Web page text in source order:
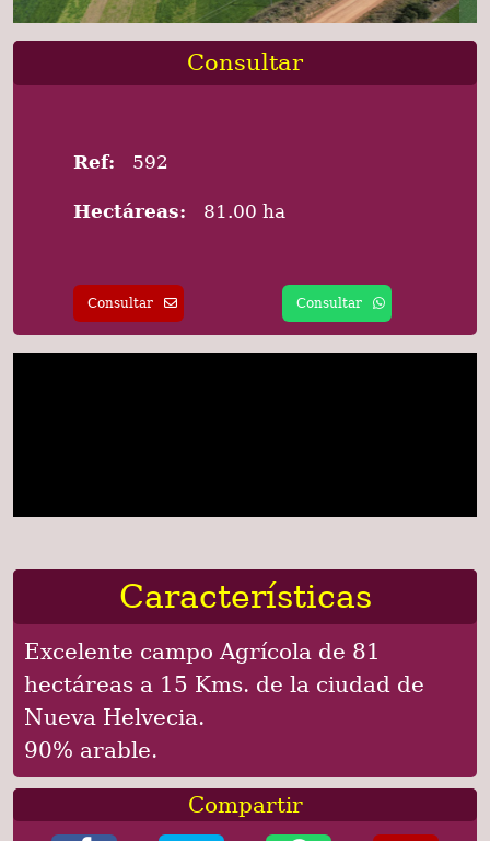
Consultar
Ref: 592
Hectáreas: 81.00 ha
Consultar Consultar
Características
Excelente campo Agrícola de 81
hectáreas a 15 Kms. de la ciudad de
Nueva Helvecia.
90% arable.
Compartir